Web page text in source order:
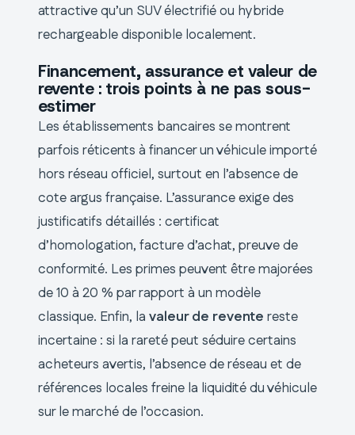
attractive qu’un SUV électrifié ou hybride
rechargeable disponible localement.
Financement, assurance et valeur de
revente : trois points à ne pas sous-
estimer
Les établissements bancaires se montrent
parfois réticents à financer un véhicule importé
hors réseau officiel, surtout en l’absence de
cote argus française. L’assurance exige des
justificatifs détaillés : certificat
d’homologation, facture d’achat, preuve de
conformité. Les primes peuvent être majorées
de 10 à 20 % par rapport à un modèle
classique. Enfin, la valeur de revente reste
incertaine : si la rareté peut séduire certains
acheteurs avertis, l’absence de réseau et de
références locales freine la liquidité du véhicule
sur le marché de l’occasion.